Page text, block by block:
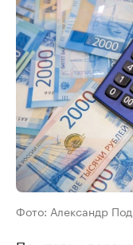
Фото: Александр